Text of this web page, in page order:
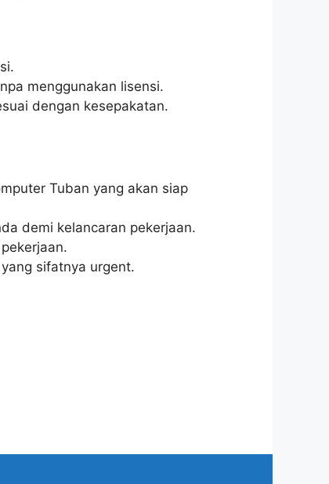
menggunakan lisensi.
dengan kesepakatan.
Tuban yang akan siap
demi kelancaran pekerjaan.
sifatnya urgent.